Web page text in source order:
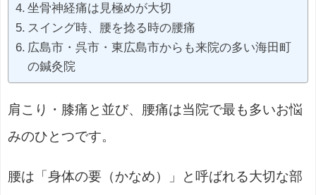
坐骨神経痛は見極めが大切
スイング時、腰を捻る時の腰痛
広島市・呉市・東広島市からも来院の多い海田町
の鍼灸院
肩こり・膝痛と並び、腰痛は当院で最も多いお悩
みのひとつです。
腰は「身体の要（かなめ）」と呼ばれる大切な部